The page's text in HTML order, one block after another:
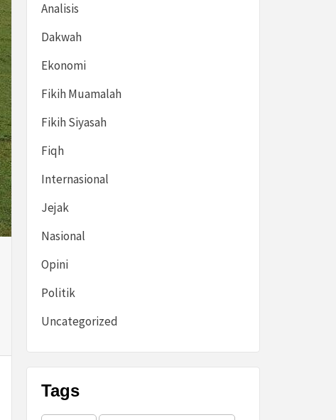
Analisis
Dakwah
Ekonomi
Fikih Muamalah
Fikih Siyasah
Fiqh
Internasional
Jejak
Nasional
Opini
Politik
Uncategorized
Tags